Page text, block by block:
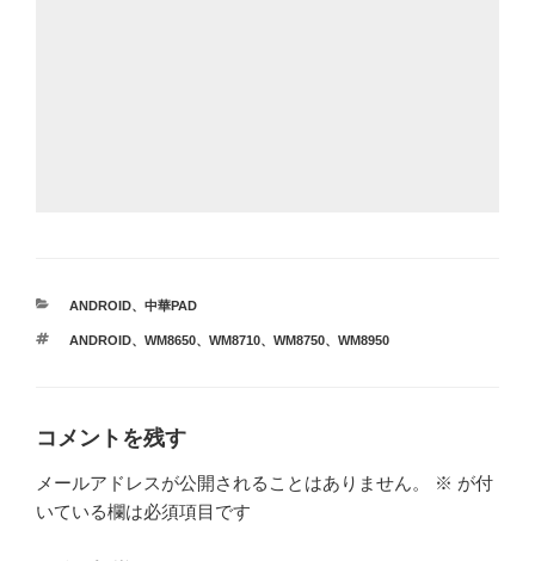
カ
ゴ
ANDROID、 中華PAD
タ
ANDROID、 WM8650、 WM8710、 WM8750、 WM8950
コメントを残す
メールアドレスが公開されることはありません。 ※ が付
いている欄は必須項目です